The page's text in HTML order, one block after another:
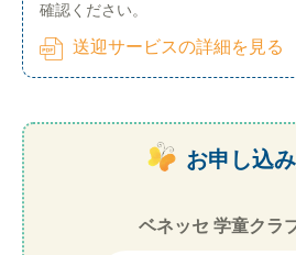
確認ください。
送迎サービスの詳細を見る
お申し込
ベネッセ 学童クラ